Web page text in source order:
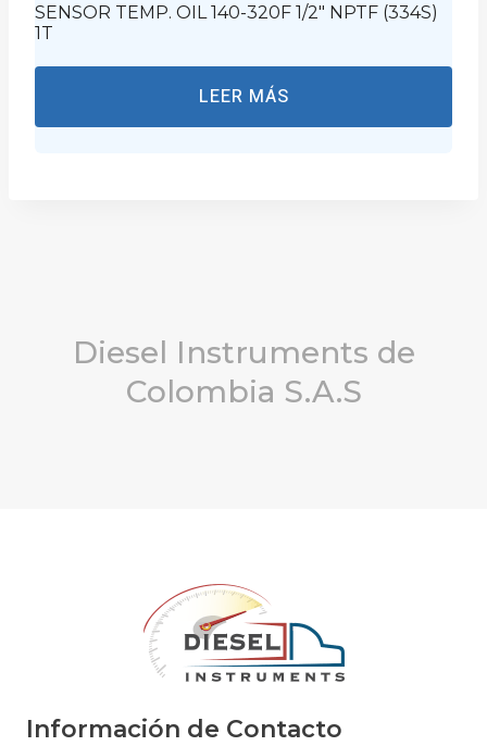
SENSOR TEMP. OIL 140-320F 1/2″ NPTF (334S)
1T
LEER MÁS
Diesel Instruments de
Colombia S.A.S
Información de Contacto